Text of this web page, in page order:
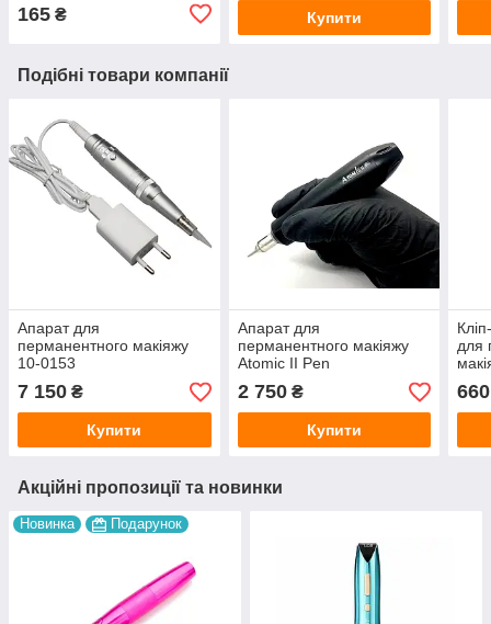
165 ₴ Купити
Подібні товари компанії
Апарат для
перманентного макіяжу
10-0153
7 150 ₴
Купити
Апарат для
перманентного макіяжу
Atomic II Pen
2 750₴
Купити
для
660
Акційні пропозиції та новинки
Новинка Подарунок